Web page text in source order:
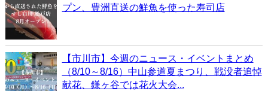
プン、豊洲直送の鮮魚を使った寿司店
【市川市】今週のニュース・イベントまとめ
（8/10～8/16）中山参道夏まつり、戦没者追悼
献花、鎌ヶ谷では花火大会...